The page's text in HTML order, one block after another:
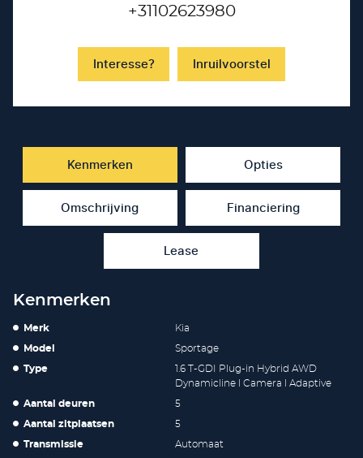
+31102623980
Interesse? Inruilvoorstel
Kenmerken Opties
Omschrijving Financiering
Lease
Kenmerken
Merk Kia
Model Sportage
Type
1.6 T-GDI Plug-in Hybrid AWD
Dynamicline l Camera l Adaptive
Aantal deuren 5
Aantal zitplaatsen 5
Transmissie Automaat